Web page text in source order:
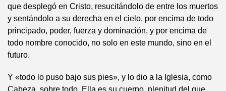
que desplegó en Cristo, resucitándolo de entre los muertos
y sentándolo a su derecha en el cielo, por encima de todo
principado, poder, fuerza y dominación, y por encima de
todo nombre conocido, no solo en este mundo, sino en el
futuro.
Y «todo lo puso bajo sus pies», y lo dio a la Iglesia, como
Cabeza, sobre todo. Ella es su cuerpo, plenitud del que